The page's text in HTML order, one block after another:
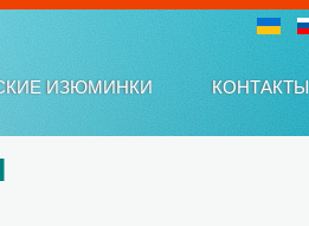
КОНТАКТЫ
ИЗЮМИНКИ